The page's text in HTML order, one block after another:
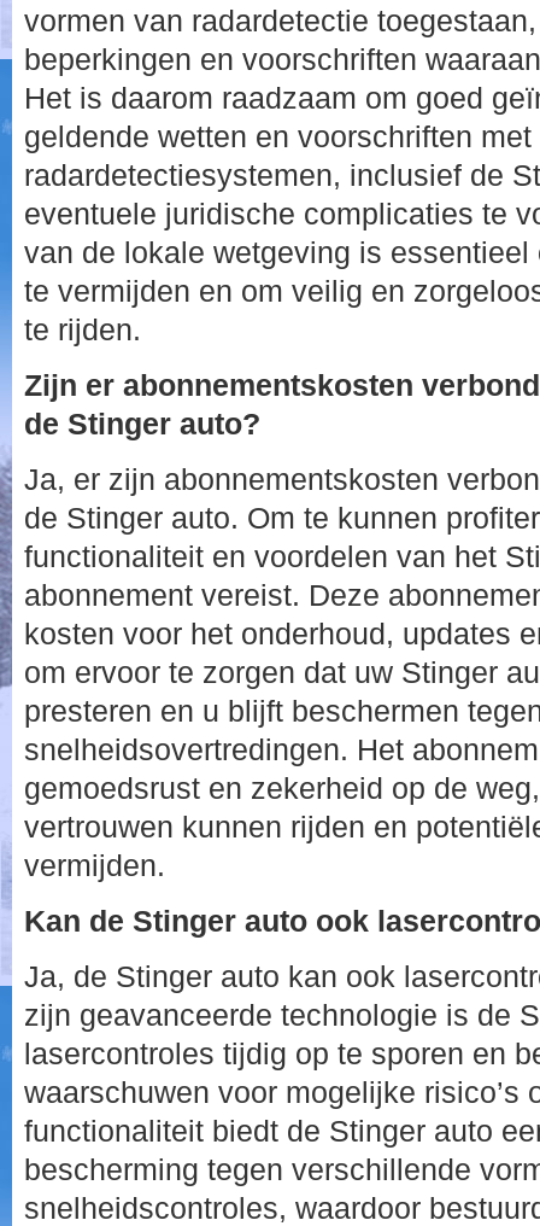
vormen van radardetectie
beperkingen en voorschriften
Het is daarom raadzaam om goed
geldende wetten en voorschriften
radardetectiesystemen, inclusief de
eventuele juridische complicaties te
van de lokale wetgeving is
te vermijden en om veilig en
te rijden.
Zijn er abonnementskosten
de Stinger auto?
Ja, er zijn abonnementskosten
de Stinger auto. Om te kunnen
functionaliteit en voordelen van het
abonnement vereist. Deze
kosten voor het onderhoud, updates
om ervoor te zorgen dat uw Stinger
presteren en u blijft beschermen
snelheidsovertredingen. Het
gemoedsrust en zekerheid op de
vertrouwen kunnen rijden en
vermijden.
Kan de Stinger auto ook
Ja, de Stinger auto kan ook
zijn geavanceerde technologie is de
lasercontroles tijdig op te sporen en
waarschuwen voor mogelijke risico’s
functionaliteit biedt de Stinger auto
bescherming tegen verschillende
snelheidscontroles, waardoor